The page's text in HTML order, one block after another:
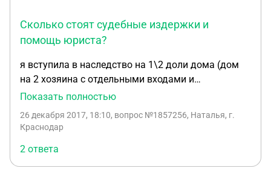
Сколько стоят судебные издержки и
помощь юриста?
я вступила в наследство на 1\2 доли дома (дом
на 2 хозяина с отдельными входами и
счётчиками, водопроводом, земельными
молодая семья и оплатить материнским
необходимо оформить эту часть дома как
отдельную квартиру через суд. Нужно ли мне
Показать полностью
26 декабря 2017, 18:10, вопрос №1857256, Наталья, г.
Краснодар
2 ответа